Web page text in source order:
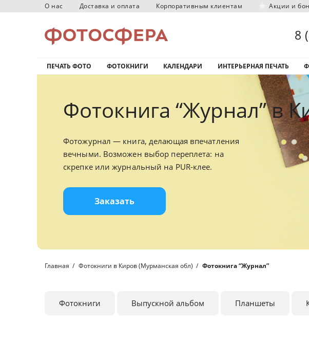
О нас Доставка и оплата Корпоративным клиентам Акции и
8
ПЕЧАТЬ ФОТО ФОТОКНИГИ КАЛЕНДАРИ ИНТЕРЬЕРНАЯ ПЕЧАТЬ
Фотокнига “Журнал” в
Фотожурнал — книга, делающая впечатления
вечными. Возможен выбор переплета: на
скрепке или журнальный на PUR-клее.
Заказать
Главная Фотокниги в Киров (Мурманская обл) Фотокнига “Журнал”
Фотокниги Выпускной альбом Планшеты